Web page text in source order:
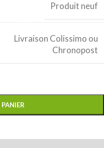
Produit neuf
Livraison Colissimo ou
Chronopost